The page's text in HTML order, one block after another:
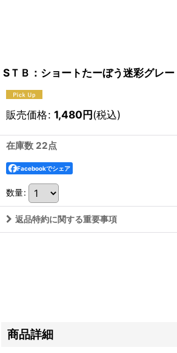
SＴＢ：ショートたーぼう迷彩グレー
販売価格: 1,480円(税込)
在庫数 22点
Facebookでシェア
数量:
返品特約に関する重要事項
商品詳細